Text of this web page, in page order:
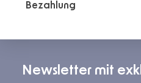
Bezahlung
Newsletter mit